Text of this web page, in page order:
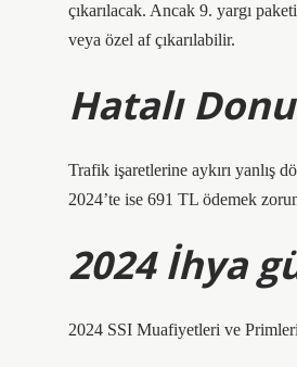
çıkarılacak. Ancak 9. yargı
veya özel af çıkarılabilir.
Hatalı
Trafik işaretlerine aykırı yanlış
2024’te ise 691 TL ödemek
2024 İhya
2024 SSI Muafiyetleri ve